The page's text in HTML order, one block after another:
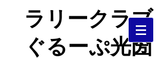
ラリークラブ
ぐるーぷ光圀